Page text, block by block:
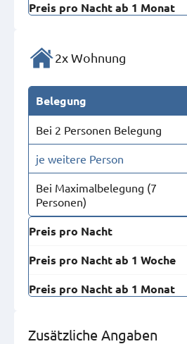
Preis pro Nacht ab 1 Monat
2x Wohnung
Belegung
Bei 2 Personen Belegung
je weitere Person
Bei Maximal­belegung (7
Personen)
Preis pro Nacht
Preis pro Nacht ab 1 Woche
Preis pro Nacht ab 1 Monat
Zusätzliche Angaben